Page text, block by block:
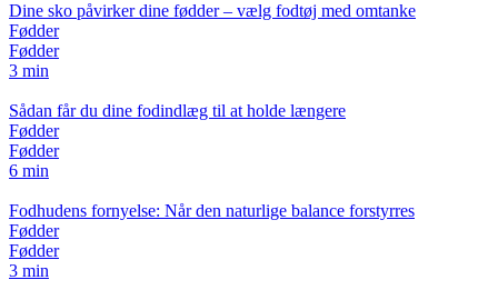
Dine sko påvirker dine fødder – vælg fodtøj med omtanke
Fødder
Fødder
3 min
Sådan får du dine fodindlæg til at holde længere
Fødder
Fødder
6 min
Fodhudens fornyelse: Når den naturlige balance forstyrres
Fødder
Fødder
3 min